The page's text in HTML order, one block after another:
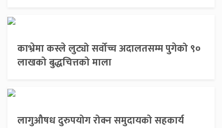
काभ्रेमा कस्ले लुट्यो सर्वोच्च अदालतसम्म पुगेको ९०
लाखको बुद्धचित्तको माला
लागुऔषध दुरुपयोग रोक्न समुदायको सहकार्य